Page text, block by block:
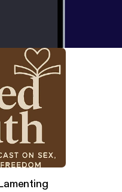
Rochelle